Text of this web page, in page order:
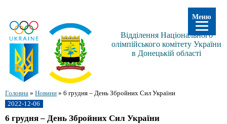
Відділення Національного
олімпійського комітету України
в Донецькій області
Головна » Новини » 6 грудня – День Збройних Сил України
2022-12-06
6 грудня – День Збройних Сил України
Меню